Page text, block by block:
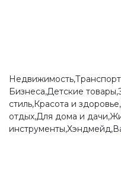
Бизнеса,Детские
стиль,Красота и
отдых,Для дома и